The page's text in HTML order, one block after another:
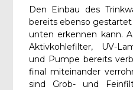
Den Einbau des
bereits ebenso
unten erkennen kann.
Aktivkohlefilter, UV-
und Pumpe bereits
final miteinander
sind Grob- und